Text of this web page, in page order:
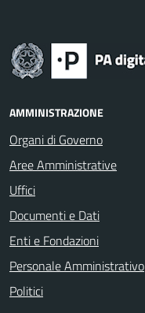
AMMINISTRAZIONE
Organi di Governo
Aree Amministrative
Uffici
Documenti e Dati
Enti e Fondazioni
Personale Amministrativo
Politici